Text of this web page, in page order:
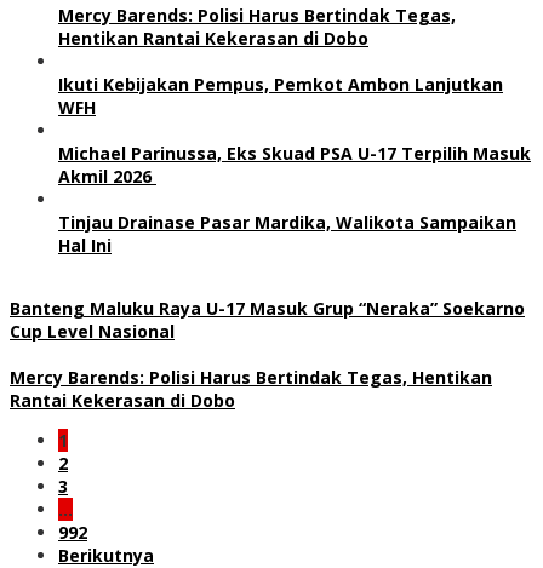
Mercy Barends: Polisi Harus Bertindak Tegas,
Hentikan Rantai Kekerasan di Dobo
Ikuti Kebijakan Pempus, Pemkot Ambon Lanjutkan
WFH
Michael Parinussa, Eks Skuad PSA U-17 Terpilih Masuk
Akmil 2026
Tinjau Drainase Pasar Mardika, Walikota Sampaikan
Hal Ini
Banteng Maluku Raya U-17 Masuk Grup “Neraka” Soekarno
Cup Level Nasional
Mercy Barends: Polisi Harus Bertindak Tegas, Hentikan
Rantai Kekerasan di Dobo
1
2
3
…
992
Berikutnya